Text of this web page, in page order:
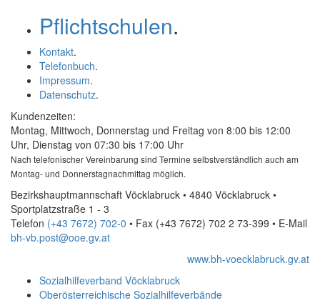
Pflichtschulen.
Kontakt.
Telefonbuch.
Impressum.
Datenschutz.
Kundenzeiten:
Montag, Mittwoch, Donnerstag und Freitag von 8:00 bis 12:00
Uhr, Dienstag von 07:30 bis 17:00 Uhr
Nach telefonischer Vereinbarung sind Termine selbstverständlich auch am
Montag- und Donnerstagnachmittag möglich.
Bezirkshauptmannschaft Vöcklabruck • 4840 Vöcklabruck •
Sportplatzstraße 1 - 3
Telefon (+43 7672) 702-0 • Fax (+43 7672) 702 2 73-399 • E-Mail
bh-vb.post@ooe.gv.at
www.bh-voecklabruck.gv.at
Sozialhilfeverband Vöcklabruck
Oberösterreichische Sozialhilfeverbände